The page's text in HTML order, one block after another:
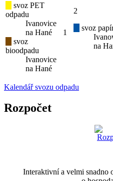
svoz PET
odpadu
Ivanovice
na Hané
svoz
bioodpadu
Ivanovice
na Hané
1
2
svoz
na
Kalendář svozu odpadu
Rozpočet
Interaktivní a velmi snadno